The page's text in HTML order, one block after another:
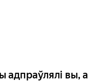
адпраўлялі вы, а